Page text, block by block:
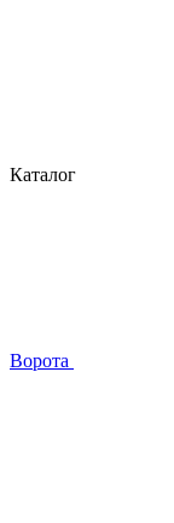
Каталог
Ворота